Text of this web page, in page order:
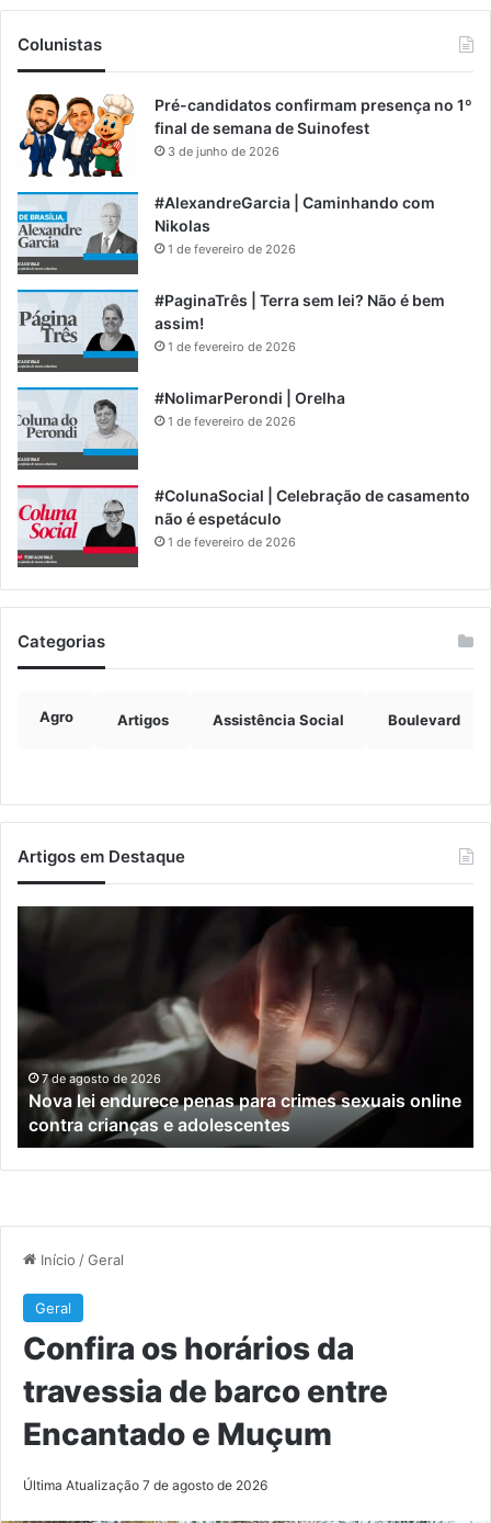
Colunistas
Pré-candidatos confirmam presença no 1º
final de semana de Suinofest
3 de junho de 2026
#AlexandreGarcia | Caminhando com
Nikolas
1 de fevereiro de 2026
#PaginaTrês | Terra sem lei? Não é bem
assim!
1 de fevereiro de 2026
#NolimarPerondi | Orelha
1 de fevereiro de 2026
#ColunaSocial | Celebração de casamento
não é espetáculo
1 de fevereiro de 2026
Categorias
Agro Artigos Assistência Social Boulevard
Artigos em Destaque
para
crimes
sexuais
online
contra
crianças
e
adolescentes
7 de agosto de 2026
Nova lei endurece penas para crimes sexuais online
contra crianças e adolescentes